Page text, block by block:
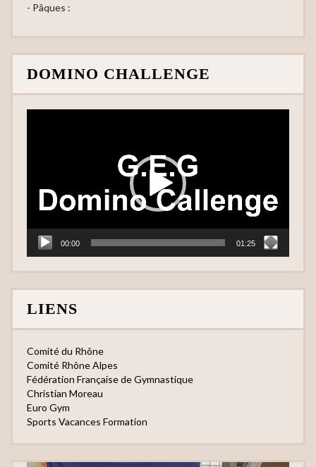
- Pâques :
DOMINO CHALLENGE
00:00 01:25
LIENS
Comité du Rhône
Comité Rhône Alpes
Fédération Française de Gymnastique
Christian Moreau
Euro Gym
Sports Vacances Formation